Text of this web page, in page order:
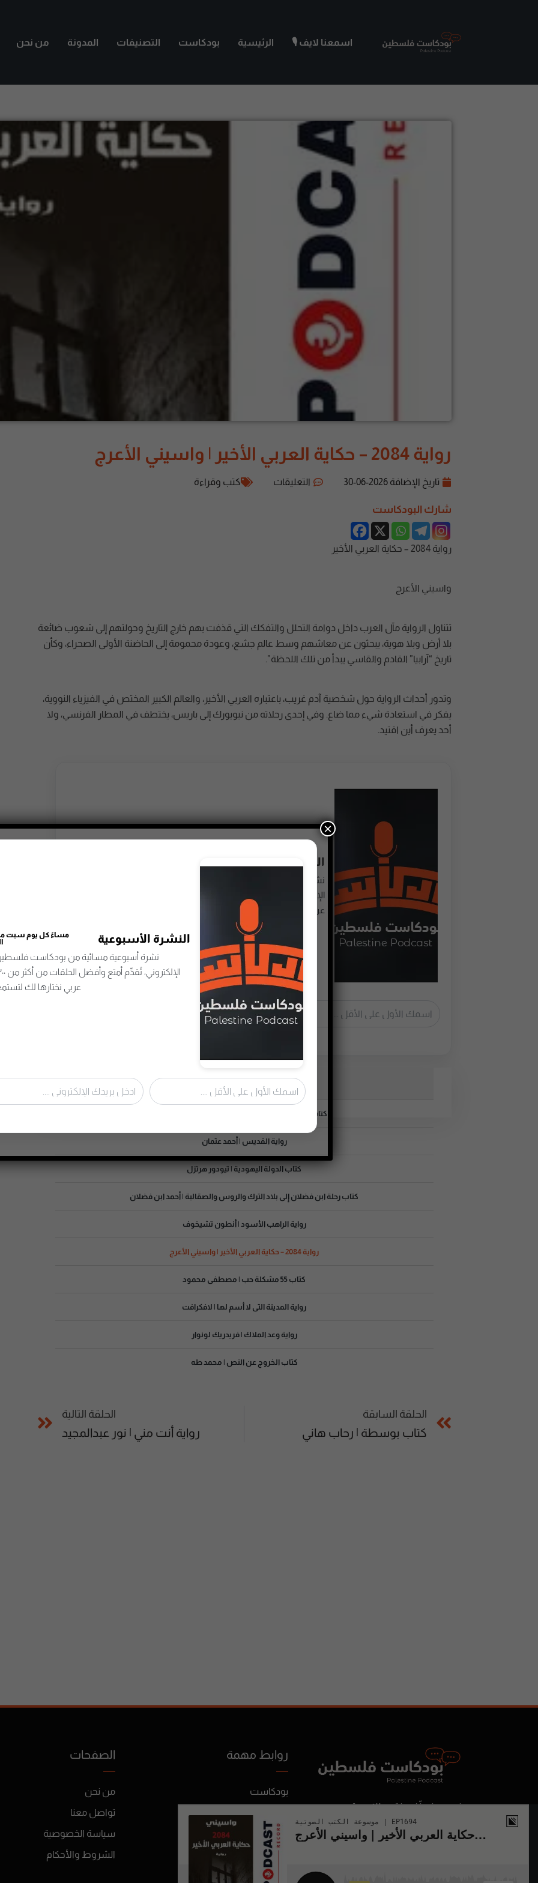
اسمعنا لايف 🎙️ الرئيسية بودكاست التصنيفات المدونة من نحن
رواية 2084 – حكاية العربي الأخير | واسيني الأعرج
تاريخ الإضافة 2026-06-30 التعليقات كتب وقراءة
شارك البودكاست
رواية 2084 – حكاية العربي الأخير
واسيني الأعرج
تتناول الرواية مآل العرب داخل دوامة التحلل والتفكك التي قذفت بهم خارج التاريخ وحولتهم إلى شعوب ضائعة
بلا أرض وبلا هوية، يبحثون عن معاشهم وسط عالم جشع، وعودة محمومة إلى الحاضنة الأولى الصحراء، وكأن
تاريخ “آرابيا” القادم والقاسي يبدأ من تلك اللحظة”.
وتدور أحداث الرواية حول شخصية آدم غريب، باعتباره العربي الأخير، والعالم الكبير المختص في الفيزياء النووية،
يفكر في استعادة شيء مما ضاع. وفي إحدى رحلاته من نيويورك إلى باريس، يختطف في المطار الفرنسي، ولا
أحد يعرف أين اقتيد.
النشرة الأسبوعية
المحررين
نشرة أسبوعية مسائية من بودكاست فلسطين تصلُك إلى بريدك
عربي نختارها لك لتستمع وتستمتع وتتعلّم.
موسوعة الكتب الصوتية
كتاب سبيل تولستوي إلى ذاته الباطنة | ليو تولستوي
رواية القديس | أحمد عثمان
كتاب الدولة اليهودية | تيودور هرتزل
كتاب رحلة ابن فضلان إلى بلاد الترك والروس والصقالبة | أحمد ابن فضلان
رواية الراهب الأسود | أنطون تشيخوف
رواية 2084 – حكاية العربي الأخير | واسيني الأعرج
كتاب 55 مشكلة حب | مصطفى محمود
رواية المدينة التى لا أسم لها | لافكرافت
رواية وعد الملاك | فريدريك لونوار
كتاب الخروج عن النص | محمد طه
الحلقة السابقة
كتاب بوسطة | رحاب هاني
الحلقة التالية
رواية أنت مني | نور عبدالمجيد
نجمع ونصنّف ونقدم لك محتوى
البودكاست الصوتي الفلسطيني
والعربي لتستمتع به في أي وقت
روابط مهمة
بودكاست
تصنيفات البودكاست
المدونة
الصفحات
من نحن
تواصل معنا
سياسة الخصوصية
الشروط والأحكام
النشرة الأسبوعية
مساءً كل يوم سبت من
نشرة أسبوعية مسائية من بودكاست
عربي نختارها لك
×